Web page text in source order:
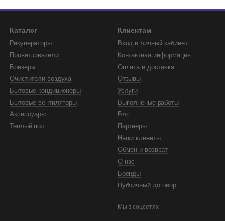
Каталог
Рекуператоры
Проветриватели
Бризеры
Очистители воздуха
Бытовые кондиционеры
Бытовые вентиляторы
Аксессуары
Теплый пол
Клиентам
Вход в личный кабинет
Контактная информация
Оплата и доставка
Отзывы
Услуги
Выполненые работы
Блог
Партнёры
Наши клиенты
Обмен и возврат
О нас
Бренды
Публичный договор
Мы в соцсетях